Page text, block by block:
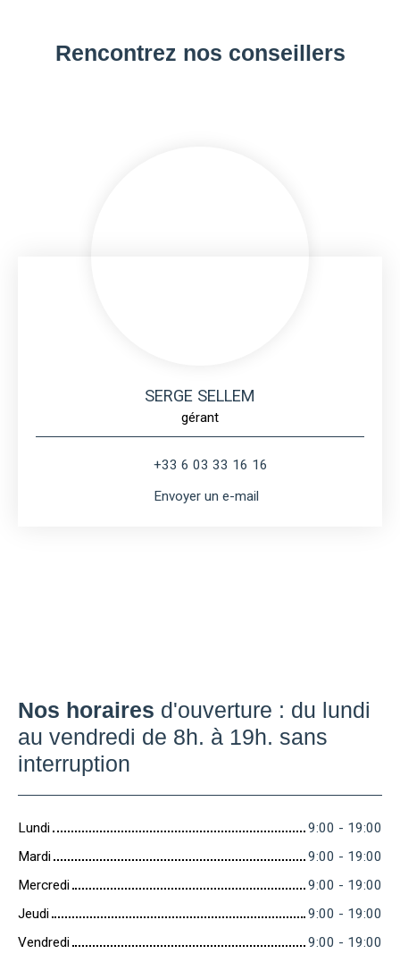
Rencontrez nos conseillers
SERGE SELLEM
gérant
+33 6 03 33 16 16
Envoyer un e-mail
Nos horaires d'ouverture : du lundi
au vendredi de 8h. à 19h. sans
interruption
Lundi
9:00 - 19:00
Mardi
9:00 - 19:00
Mercredi
9:00 - 19:00
Jeudi
9:00 - 19:00
Vendredi
9:00 - 19:00